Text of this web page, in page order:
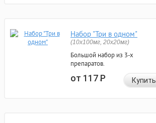
Набор "Три в одном"
(10x100мг, 20x20мг)
Большой набор из 3-х
препаратов.
от 117Р Купить